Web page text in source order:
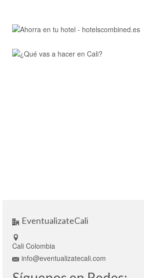
EventualizateCali
Cali Colombia
info@eventualizatecali.com